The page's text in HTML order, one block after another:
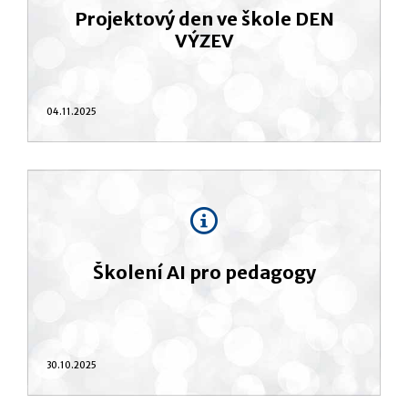
Projektový den ve škole DEN
VÝZEV
04.11.2025
Školení AI pro pedagogy
30.10.2025